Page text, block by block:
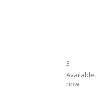
3
Available
now